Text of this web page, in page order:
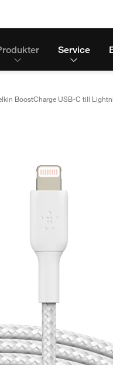
Service
BoostCharge USB-C till